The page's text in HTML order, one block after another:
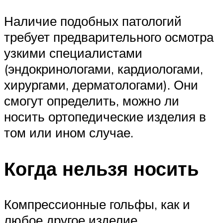
Наличие подобных патологий
требует предварительного осмотра
узкими специалистами
(эндокринологами, кардиологами,
хирургами, дерматологами). Они
смогут определить, можно ли
носить ортопедические изделия в
том или ином случае.
Когда нельзя носить
Компрессионные гольфы, как и